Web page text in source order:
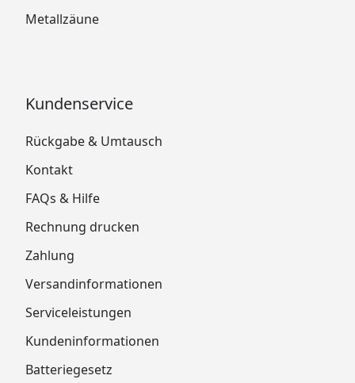
Metallzäune
Kundenservice
Rückgabe & Umtausch
Kontakt
FAQs & Hilfe
Rechnung drucken
Zahlung
Versandinformationen
Serviceleistungen
Kundeninformationen
Batteriegesetz